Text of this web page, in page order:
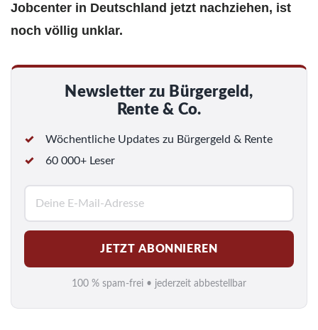
Jobcenter in Deutschland jetzt nachziehen, ist
noch völlig unklar.
Newsletter zu Bürgergeld,
Rente & Co.
Wöchentliche Updates zu Bürgergeld & Rente
60 000+ Leser
M
a
i
l
*
JETZT ABONNIEREN
100 % spam-frei • jederzeit abbestellbar